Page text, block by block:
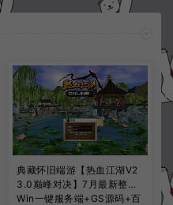
典藏怀旧端游【热血江湖V2
3.0巅峰对决】7月最新整理
Win一键服务端+GS源码+百